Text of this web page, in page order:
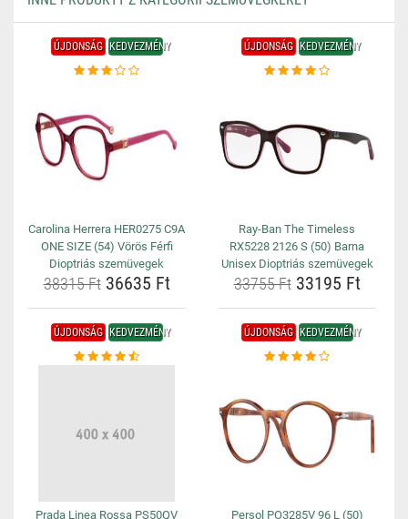
ÚJDONSÁG KEDVEZMÉNY
Carolina Herrera HER0275 C9A
ONE SIZE (54) Vörös Férfi
Dioptriás szemüvegek
38315 Ft36635 Ft
ÚJDONSÁG KEDVEZMÉNY
Ray-Ban The Timeless
RX5228 2126 S (50) Barna
Unisex Dioptriás szemüvegek
33755 Ft33195 Ft
ÚJDONSÁG KEDVEZMÉNY
Prada Linea Rossa PS50QV
ÚJDONSÁG KEDVEZMÉNY
Persol PO3285V 96 L (50)